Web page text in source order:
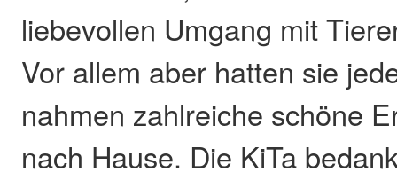
liebevollen Umgang mit
Vor allem aber hatten sie
nahmen zahlreiche schöne
nach Hause. Die KiTa